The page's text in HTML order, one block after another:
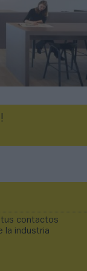
tus contactos
la industria